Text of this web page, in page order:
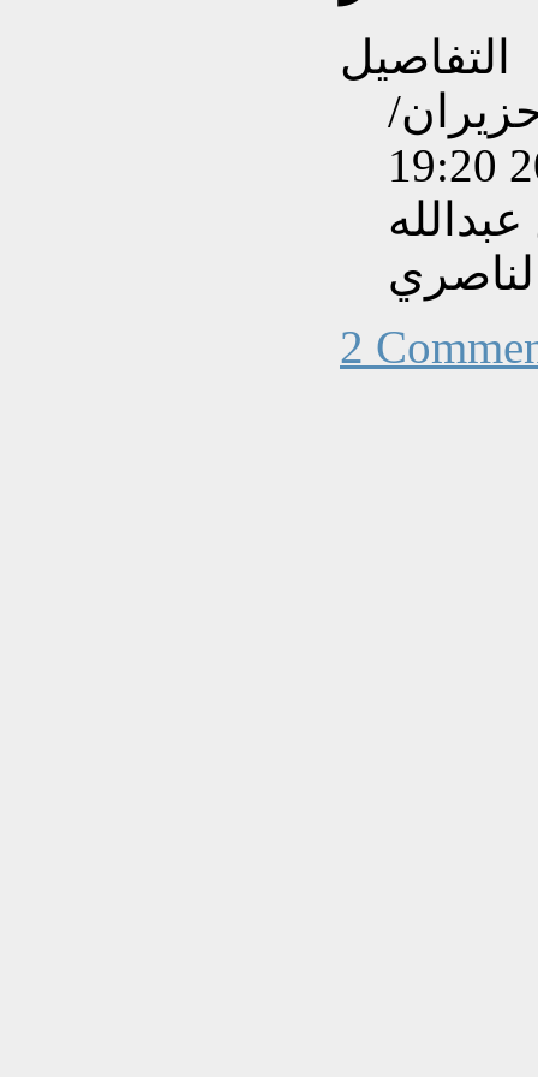
التفاصيل
بتاريخ الأحد, 14 حزيران/
2